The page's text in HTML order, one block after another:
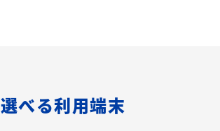
選べる利用端末